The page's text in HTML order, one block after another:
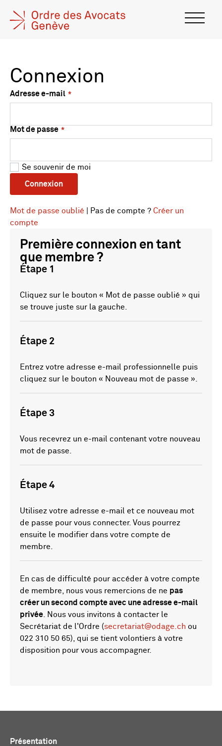
Connexion
Adresse e-mail
Mot de passe
Se souvenir de moi
Connexion
Mot de passe oublié | Pas de compte ? Créer un
compte
Première connexion en tant
que membre ?
Étape 1
Cliquez sur le bouton « Mot de passe oublié » qui
se trouve juste sur la gauche.
Étape 2
Entrez votre adresse e-mail professionnelle puis
cliquez sur le bouton « Nouveau mot de passe ».
Étape 3
Vous recevrez un e-mail contenant votre nouveau
mot de passe.
Étape 4
Utilisez votre adresse e-mail et ce nouveau mot
de passe pour vous connecter. Vous pourrez
ensuite le modifier dans votre compte de
membre.
En cas de difficulté pour accéder à votre compte
de membre, nous vous remercions de ne pas
créer un second compte avec une adresse e-mail
privée . Nous vous invitons à contacter le
Secrétariat de l'Ordre (secretariat@odage.ch ou
022 310 50 65), qui se tient volontiers à votre
disposition pour vous accompagner.
Présentation